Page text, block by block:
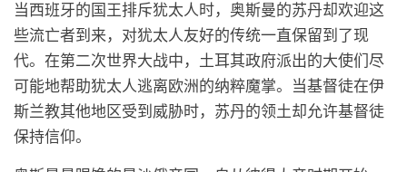
当西班牙的国王排斥犹太人时，奥斯曼的苏丹却欢迎这
些流亡者到来，对犹太人友好的传统一直保留到了现
代。在第二次世界大战中，土耳其政府派出的大使们尽
可能地帮助犹太人逃离欧洲的纳粹魔掌。当基督徒在伊
斯兰教其他地区受到威胁时，苏丹的领土却允许基督徒
保持信仰。